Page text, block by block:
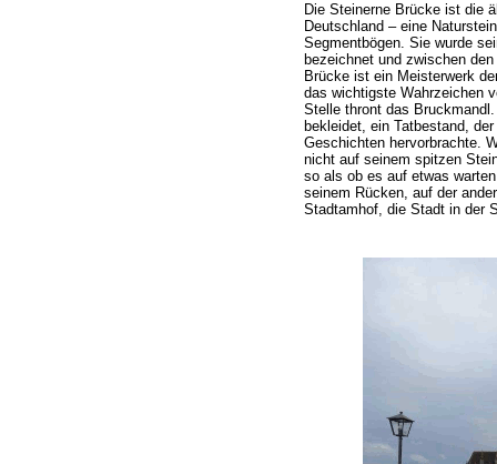
Die Steinerne Brücke ist die
Deutschland – eine
Segmentbögen. Sie wurde
bezeichnet und zwischen
Brücke ist ein Meisterwerk
das wichtigste Wahrzeichen
Stelle thront das
bekleidet, ein Tatbestand,
Geschichten hervorbrachte.
nicht auf seinem spitzen
so als ob es auf etwas
seinem Rücken, auf der
Stadtamhof, die Stadt in der